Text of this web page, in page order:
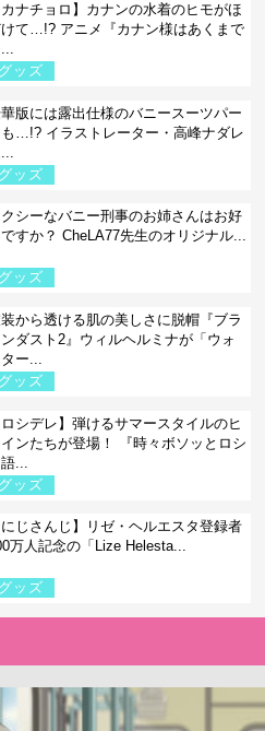
カナチョロ】カナンの水着のヒモがほ
けて…!? アニメ『カナン様はあくまで
グッズ
版には露出仕様のバニースーツパー
…!? イラストレーター・高峰ナダレ
グッズ
シーなバニー刑事のお姉さんはお好
ですか？ CheLA77先生のオリジナル...
グッズ
から透ける肌の美しさに脱帽『ブラ
ダスト2』ウィルヘルミナが「ウォ
ー...
グッズ
ロシデレ】弾けるサマースタイルのヒ
インたちが登場！ 『時々ボソッとロシ
...
グッズ
にじさんじ】リゼ・ヘルエスタ登録者
万人記念の「Lize Helesta...
グッズ